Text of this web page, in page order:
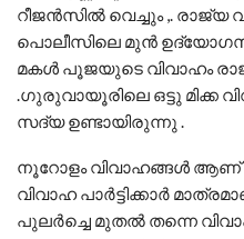
റീജൻസിൽ വെച്ചും ,.
പൊലീസിലെ മുൻ
മകൾ പൂജയുടെ വിവാഹം
.ഗുരുവായൂരിലെ ഒട്ടു മിക്ക
സദ്യ ഉണ്ടായിരുന്നു .
നൂറോളം വിവാഹങ്ങൾ ആണ്
വിവാഹ പാർട്ടിക്കാർ
പുലർച്ചെ മുതൽ തന്നെ